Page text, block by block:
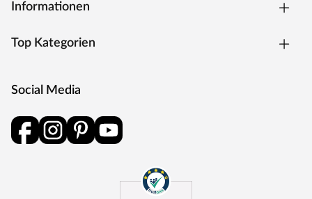
Informationen
Top Kategorien
Social Media